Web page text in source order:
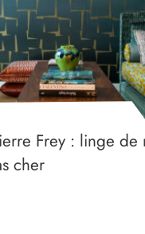
Frey : linge de
cher